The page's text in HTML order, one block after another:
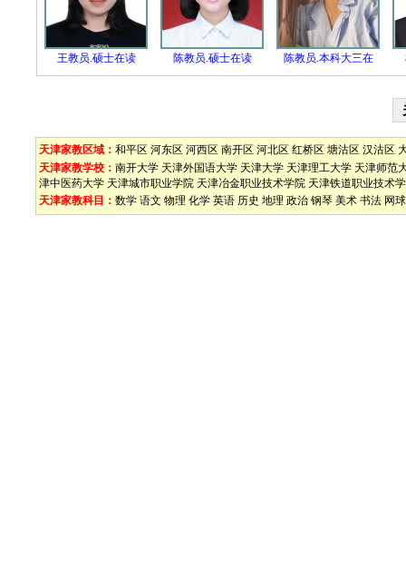
王教员.硕士在读 陈教员.硕士在读 陈教员.本科大三在
天津家教区域： 和平区 河东区 河西区 南开区 河北区 红桥区 塘沽区 汉沽区
天津家教学校： 南开大学 天津外国语大学 天津大学 天津理工大学 天津师范
津中医药大学 天津城市职业学院 天津冶金职业技术学院 天津铁道职业技术
天津家教科目： 数学 语文 物理 化学 英语 历史 地理 政治 钢琴 美术 书法 网球